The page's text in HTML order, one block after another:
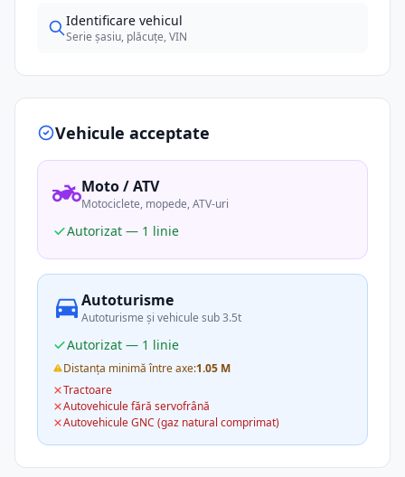
Identificare vehicul
Serie șasiu, plăcuțe, VIN
Vehicule acceptate
Moto / ATV
Motociclete, mopede, ATV-uri
Autorizat — 1 linie
Autoturisme
Autoturisme și vehicule sub 3.5t
Autorizat — 1 linie
Distanța minimă între axe:1.05 M
Tractoare
Autovehicule fără servofrână
Autovehicule GNC (gaz natural comprimat)